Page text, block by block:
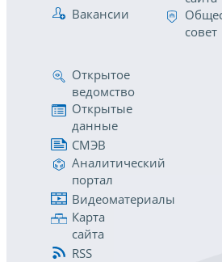
Вакансии
совет
Открытое
ведомство
Открытые
данные
СМЭВ
Аналитический
портал
Видеоматериалы
Карта
сайта
RSS